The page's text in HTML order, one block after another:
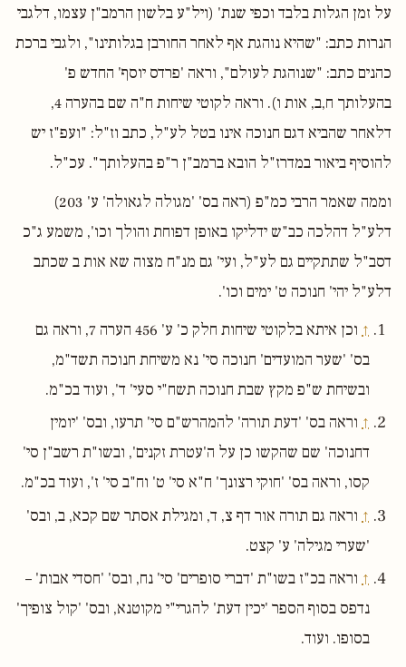
על זמן הגלות בלבד וכפי שנת' (ויל"ע בלשון הרמב"ן עצמו, דלגבי
הנרות כתב: "שהיא נוהגת אף לאחר החורבן בגלותינו", ולגבי ברכת
כהנים כתב: "שנוהגת לעולם", וראה 'פרדס יוסף' החדש פ'
בהעלותך ח,ב, אות ו). וראה לקוטי שיחות ח"ה שם בהערה 4,
דלאחר שהביא דגם חנוכה אינו בטל לע"ל, כתב וז"ל: "ועפ"ז יש
להוסיף ביאור במדרז"ל הובא ברמב"ן ר"פ בהעלותך". עכ"ל.
וממה שאמר הרבי כמ"פ (ראה בס' 'מגולה לגאולה' ע' 203)
דלע"ל דהלכה כב"ש ידליקו באופן דפוחת והולך וכו', משמע ג"כ
דסב"ל שתתקיים גם לע"ל, ועי' גם מנ"ח מצוה שא אות ב שכתב
דלע"ל יהי' חנוכה ט' ימים וכו'.
↑
וכן איתא בלקוטי שיחות חלק כ' ע' 456 הערה 7, וראה גם
בס' 'שער המועדים' חנוכה סי' נא משיחת חנוכה תשד"מ,
ובשיחת ש"פ מקץ שבת חנוכה תשח"י סעי' ד', ועוד בכ"מ.
↑ וראה בס' 'דעת תורה' להמהרש"ם סי' תרעו, ובס' 'יומין
דחנוכה' שם שהקשו כן על ה'עטרת זקנים', ובשו"ת רשב"ן סי'
קסו, וראה בס' 'חוקי רצונך' ח"א סי' ט' וח"ב סי' ז', ועוד בכ"מ.
↑ וראה גם תורה אור דף צ, ד, ומגילת אסתר שם קכא, ב, ובס'
'שערי מגילה' ע' קצט.
↑ וראה בכ"ז בשו"ת 'דברי סופרים' סי' נח, ובס' 'חסדי אבות' –
נדפס בסוף הספר 'יכין דעת' להגרי"י מקוטנא, ובס' 'קול צופיך'
בסופו. ועוד.